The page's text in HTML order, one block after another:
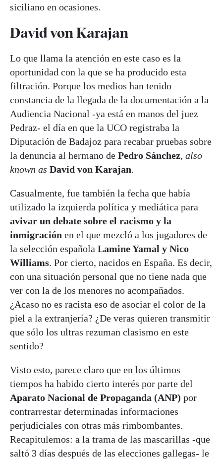
siciliano en ocasiones.
David von Karajan
Lo que llama la atención en este caso es la
oportunidad con la que se ha producido esta
filtración. Porque los medios han tenido
constancia de la llegada de la documentación a la
Audiencia Nacional -ya está en manos del juez
Pedraz- el día en que la UCO registraba la
Diputación de Badajoz para recabar pruebas sobre
la denuncia al hermano de Pedro Sánchez, also
known as David von Karajan.
Casualmente, fue también la fecha que había
utilizado la izquierda política y mediática para
avivar un debate sobre el racismo y la
inmigración en el que mezcló a los jugadores de
la selección española Lamine Yamal y Nico
Williams. Por cierto, nacidos en España. Es decir,
con una situación personal que no tiene nada que
ver con la de los menores no acompañados.
¿Acaso no es racista eso de asociar el color de la
piel a la extranjería? ¿De veras quieren transmitir
que sólo los ultras rezuman clasismo en este
sentido?
Visto esto, parece claro que en los últimos
tiempos ha habido cierto interés por parte del
Aparato Nacional de Propaganda (ANP) por
contrarrestar determinadas informaciones
perjudiciales con otras más rimbombantes.
Recapitulemos: a la trama de las mascarillas -que
saltó 3 días después de las elecciones gallegas- le